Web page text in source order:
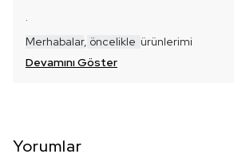
.
Merhabalar, öncelikle ürünlerimi
Devamını Göster
Yorumlar